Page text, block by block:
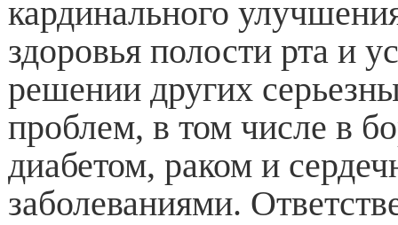
кардинального
здоровья полости рта и
решении других
проблем, в том числе в
диабетом, раком и
заболеваниями.